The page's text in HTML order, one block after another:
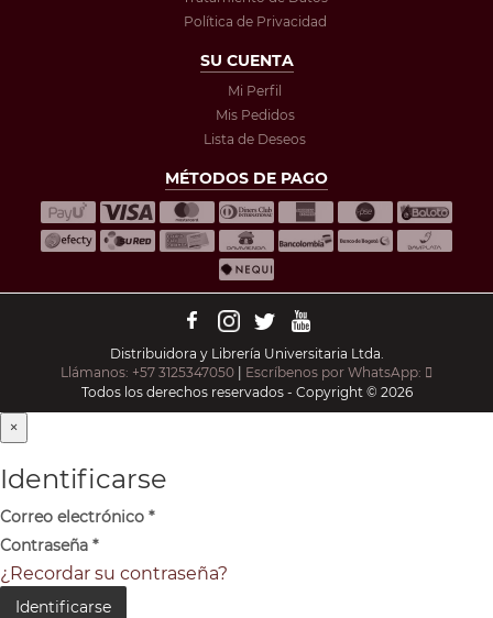
Política de Privacidad
SU CUENTA
Mi Perfil
Mis Pedidos
Lista de Deseos
MÉTODOS DE PAGO
Distribuidora y Librería Universitaria Ltda.
Llámanos: +57 3125347050 | Escríbenos por WhatsApp:
Todos los derechos reservados - Copyright © 2026
×
Identificarse
Correo electrónico *
Contraseña *
¿Recordar su contraseña?
Identificarse